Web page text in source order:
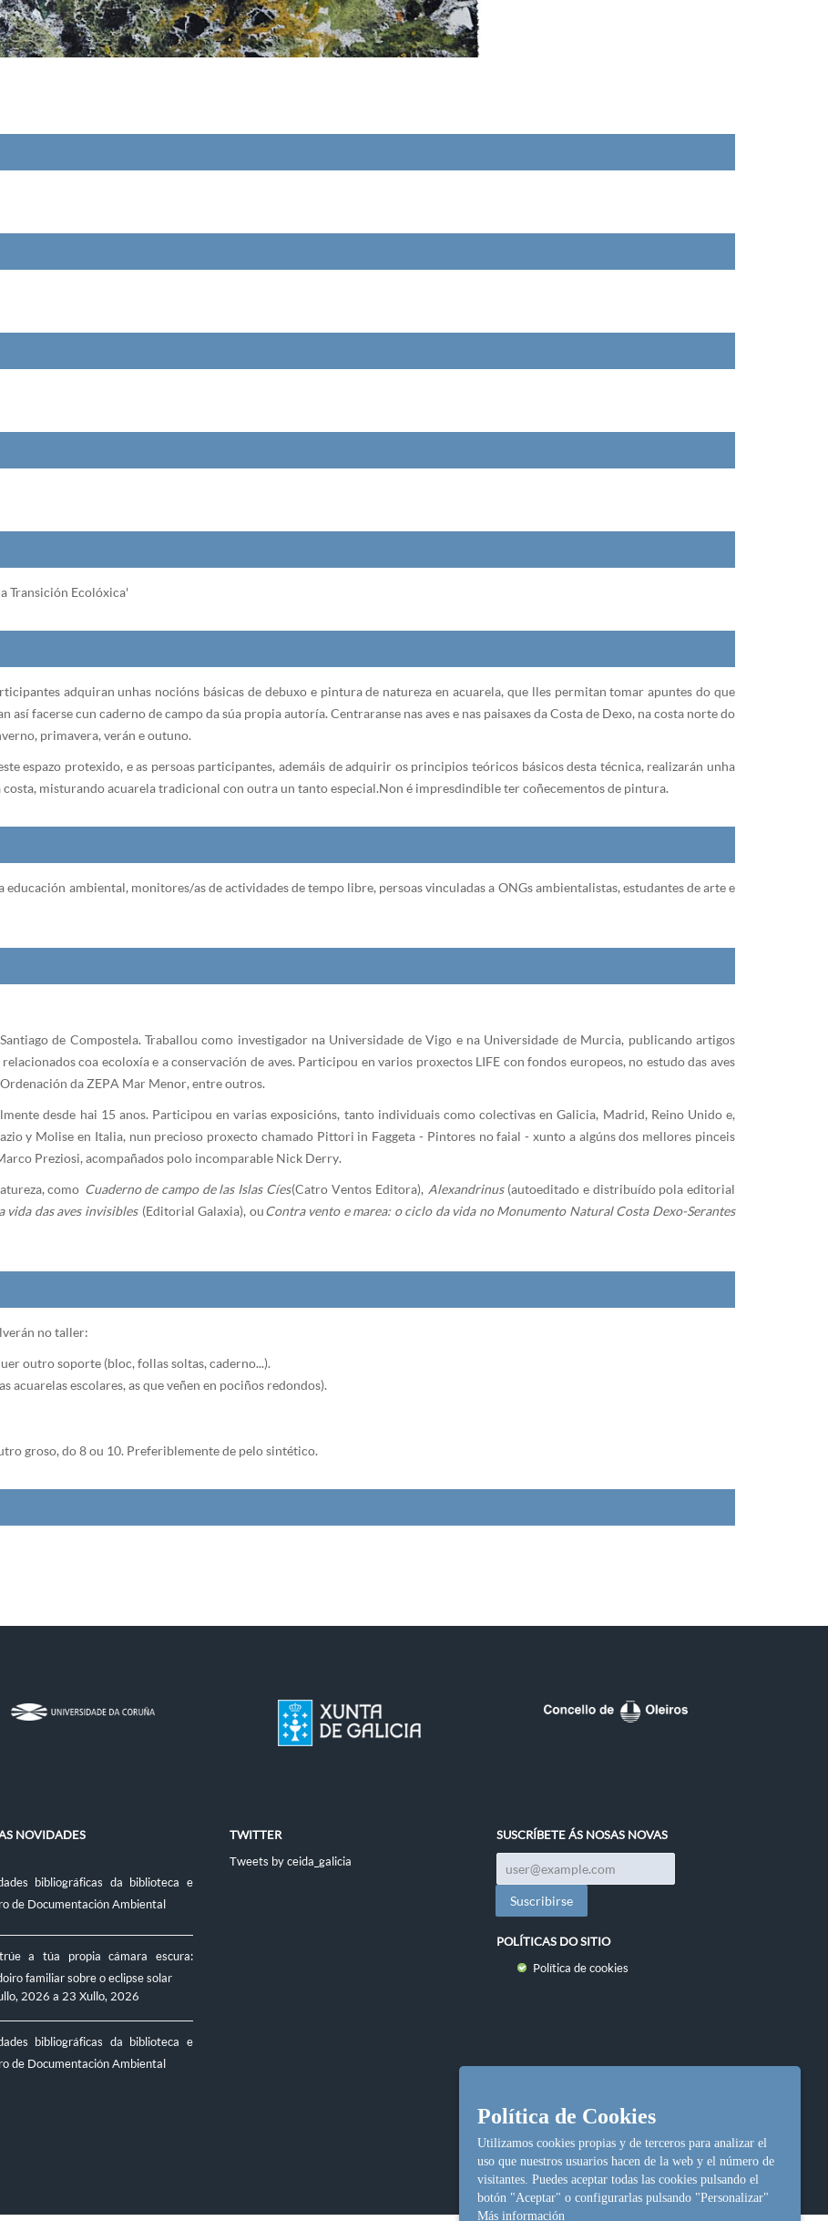
Transición Ecolóxica'
adquiran unhas nocións básicas de debuxo e pintura de natureza en acuarela, que lles permitan tomar apuntes do que
así facerse cun caderno de campo da súa propia autoría. Centraranse nas aves e nas paisaxes da Costa de Dexo, na costa norte do
primavera, verán e outuno.
espazo protexido, e as persoas participantes, ademáis de adquirir os principios teóricos básicos desta técnica, realizarán unha
misturando acuarela tradicional con outra un tanto especial.Non é impresdindible ter coñecementos de pintura.
ambiental, monitores/as de actividades de tempo libre, persoas vinculadas a ONGs ambientalistas, estudantes de arte e
de Compostela. Traballou como investigador na Universidade de Vigo e na Universidade de Murcia, publicando artigos
coa ecoloxía e a conservación de aves. Participou en varios proxectos LIFE con fondos europeos, no estudo das aves
da ZEPA Mar Menor, entre outros.
desde hai 15 anos. Participou en varias exposicións, tanto individuais como colectivas en Galicia, Madrid, Reino Unido e,
y Molise en Italia, nun precioso proxecto chamado Pittori in Faggeta - Pintores no faial - xunto a algúns dos mellores pinceis
Preziosi, acompañados polo incomparable Nick Derry.
como Cuaderno de campo de las Islas Cíes(Catro Ventos Editora), Alexandrinus(autoeditado e distribuído pola editorial
vida das aves invisibles (Editorial Galaxia), ouContra vento e marea: o ciclo da vida no Monumento Natural Costa Dexo-Serantes
no taller:
outro soporte (bloc, follas soltas, caderno...).
acuarelas escolares, as que veñen en pociños redondos).
groso, do 8 ou 10. Preferiblemente de pelo sintético.
NOVIDADES
bibliográficas da biblioteca e
de Documentación Ambiental
a túa propia cámara escura:
familiar sobre o eclipse solar
2026 a 23 Xullo, 2026
bibliográficas da biblioteca e
de Documentación Ambiental
TWITTER
Tweets by ceida_galicia
SUSCRÍBETE ÁS NOSAS NOVAS
POLÍTICAS DO SITIO
Política de cookies
Política de Cookies
Utilizamos cookies propias y de terceros para analizar el
uso que nuestros usuarios hacen de la web y el número de
visitantes. Puedes aceptar todas las cookies pulsando el
botón "Aceptar" o configurarlas pulsando "Personalizar"
Más información